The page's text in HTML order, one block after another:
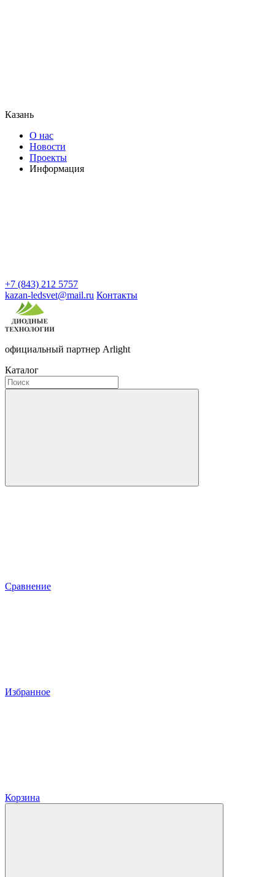
Казань
О нас
Новости
Проекты
Информация
+7 (843) 212 5757
kazan-ledsvet@mail.ru Контакты
официальный партнер Arlight
Каталог
Сравнение
Избранное
Корзина